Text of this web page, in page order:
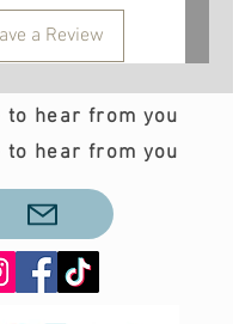
a Review
to hear from you
to hear from you